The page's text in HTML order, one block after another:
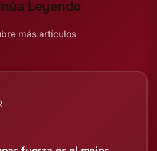
Leyendo
más artículos